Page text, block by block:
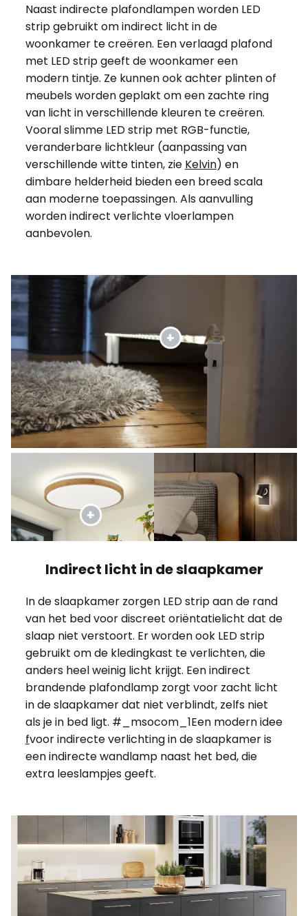
Naast indirecte plafondlampen worden LED
strip gebruikt om indirect licht in de
woonkamer te creëren. Een verlaagd plafond
met LED strip geeft de woonkamer een
modern tintje. Ze kunnen ook achter plinten of
meubels worden geplakt om een zachte ring
van licht in verschillende kleuren te creëren.
Vooral slimme LED strip met RGB-functie,
veranderbare lichtkleur (aanpassing van
verschillende witte tinten, zie Kelvin) en
dimbare helderheid bieden een breed scala
aan moderne toepassingen. Als aanvulling
worden indirect verlichte vloerlampen
aanbevolen.
Indirect licht in de slaapkamer
In de slaapkamer zorgen LED strip aan de rand
van het bed voor discreet oriëntatielicht dat de
slaap niet verstoort. Er worden ook LED strip
gebruikt om de kledingkast te verlichten, die
anders heel weinig licht krijgt. Een indirect
brandende plafondlamp zorgt voor zacht licht
in de slaapkamer dat niet verblindt, zelfs niet
als je in bed ligt. #_msocom_1Een modern idee
fvoor indirecte verlichting in de slaapkamer is
een indirecte wandlamp naast het bed, die
extra leeslampjes geeft.